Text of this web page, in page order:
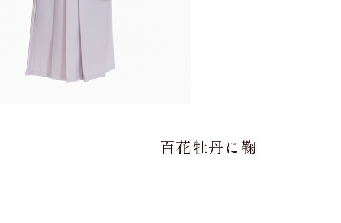
百花牡丹に鞠